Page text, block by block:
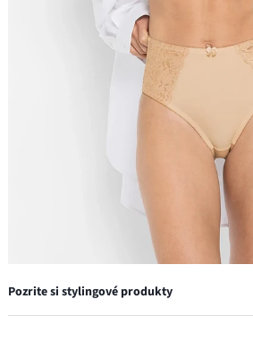
Pozrite si stylingové produkty